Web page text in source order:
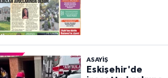
ASAYİŞ
Eskişehir'de